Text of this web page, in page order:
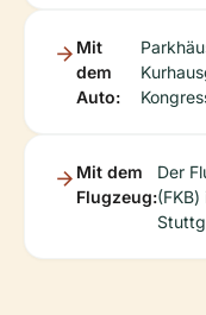
Mit
dem
Auto:
Mit dem
Flugzeug:
Der